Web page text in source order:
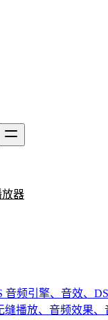
音频引擎、音效、
缝播放、音频效果
放器